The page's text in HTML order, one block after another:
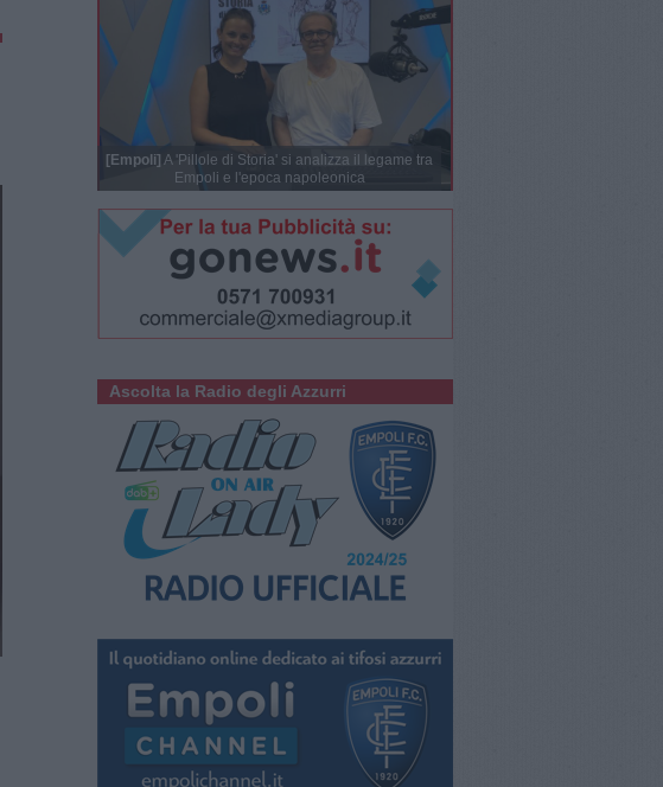
[Empoli] A 'Pillole di Storia' si analizza il legame tra
Empoli e l'epoca napoleonica
Ascolta la Radio degli Azzurri